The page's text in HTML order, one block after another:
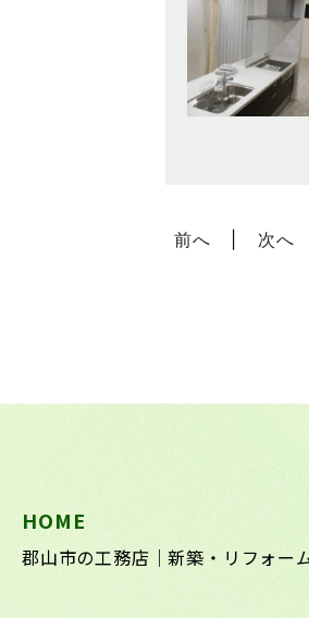
前へ 次へ
HOME
郡山市の工務店｜新築・リフォー